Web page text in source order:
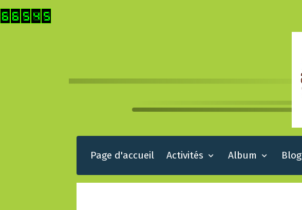
Page d'accueil Activités Album Blog